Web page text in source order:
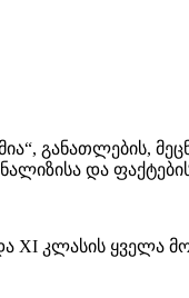
განათლების,
და
XI კლასის ყველა